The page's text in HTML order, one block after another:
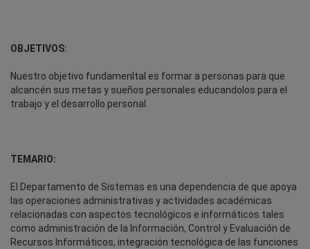
OBJETIVOS:
Nuestro objetivo fundamenltal es formar a personas para que
alcancén sus metas y sueños personales educandolos para el
trabajo y el desarrollo personal
TEMARIO:
El Departamento de Sistemas es una dependencia de que apoya
las operaciones administrativas y actividades académicas
relacionadas con aspectos tecnológicos e informáticos tales
como administración de la Información, Control y Evaluación de
Recursos Informáticos, integración tecnológica de las funciones